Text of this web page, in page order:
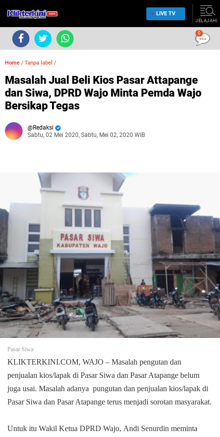
LIVE TV
JELAJAHI
Home / Tanpa label /
Masalah Jual Beli Kios Pasar Attapange
dan Siwa, DPRD Wajo Minta Pemda Wajo
Bersikap Tegas
Redaksi
Sabtu, 02 Mei 2020, Sabtu, Mei 02, 2020 WIB
Pasar Siwa
KLIKTERKINI.COM, WAJO – Masalah pengutan dan
penjualan kios/lapak di Pasar Siwa dan Pasar Atapange belum
juga usai. Masalah adanya pungutan dan penjualan kios/lapak di
Pasar Siwa dan Pasar Atapange terus menjadi sorotan masyarakat.
Untuk itu Wakil Ketua DPRD Wajo, Andi Senurdin meminta
0